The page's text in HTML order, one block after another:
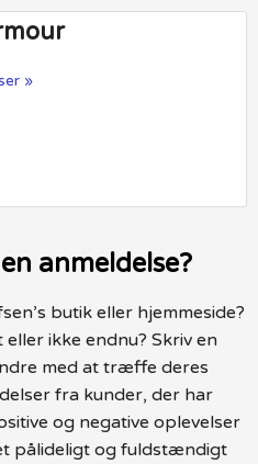
»
anmeldelse?
butik eller hjemmeside?
ikke endnu? Skriv en
med at træffe deres
fra kunder, der har
og negative oplevelser
pålideligt og fuldstændigt